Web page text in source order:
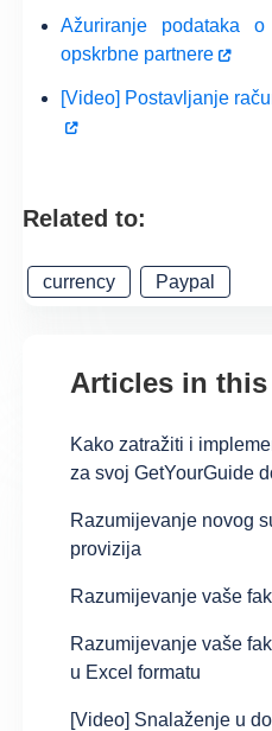
Ažuriranje podataka
opskrbne partnere
[Video] Postavljanje
Related to:
currency Paypal
Articles in
Kako zatražiti i
za svoj GetYourGuide
Razumijevanje novog
provizija
Razumijevanje vaše
Razumijevanje vaše
u Excel formatu
[Video] Snalaženje u